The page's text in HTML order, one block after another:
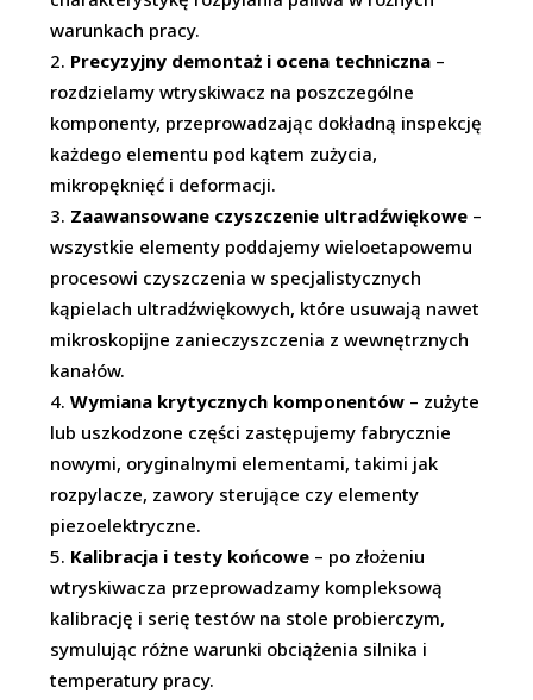
warunkach pracy.
Precyzyjny demontaż i ocena techniczna –
rozdzielamy wtryskiwacz na poszczególne
komponenty, przeprowadzając dokładną inspekcję
każdego elementu pod kątem zużycia,
mikropęknięć i deformacji.
Zaawansowane czyszczenie ultradźwiękowe –
wszystkie elementy poddajemy wieloetapowemu
procesowi czyszczenia w specjalistycznych
kąpielach ultradźwiękowych, które usuwają nawet
mikroskopijne zanieczyszczenia z wewnętrznych
kanałów.
Wymiana krytycznych komponentów – zużyte
lub uszkodzone części zastępujemy fabrycznie
nowymi, oryginalnymi elementami, takimi jak
rozpylacze, zawory sterujące czy elementy
piezoelektryczne.
Kalibracja i testy końcowe – po złożeniu
wtryskiwacza przeprowadzamy kompleksową
kalibrację i serię testów na stole probierczym,
symulując różne warunki obciążenia silnika i
temperatury pracy.